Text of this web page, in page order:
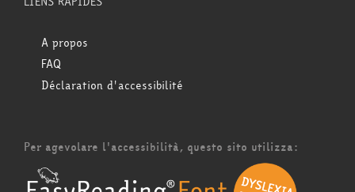
A propos
FAQ
Déclaration d'accessibilité
Per agevolare l'accessibilità, questo sito utilizza: